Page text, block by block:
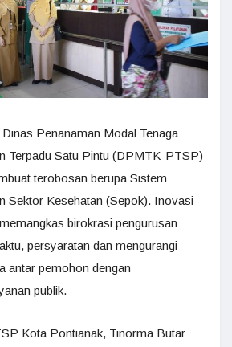
Penanaman Modal Tenaga
Terpadu Satu Pintu (DPMTK-PTSP)
terobosan berupa Sistem
Sektor Kesehatan (Sepok). Inovasi
birokrasi pengurusan
persyaratan dan mengurangi
antar pemohon dengan
publik.
Kota Pontianak, Tinorma Butar